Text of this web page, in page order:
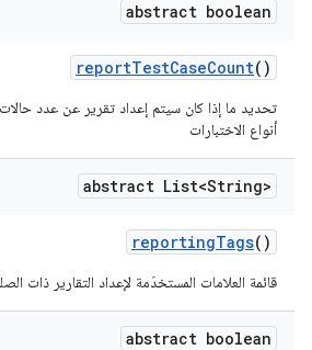
abstract boolean
reportTestCaseCount()
تحديد ما إذا كان سيتم إعداد تقرير عن عدد
أنواع الاختبارات
abstract List<String>
reportingTags()
قائمة العلامات المستخدَمة لإعداد التقارير ذات
abstract boolean